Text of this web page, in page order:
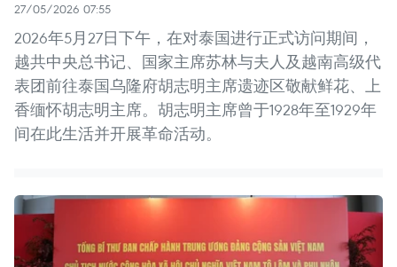
27/05/2026 07:55
2026年5月27日下午，在对泰国进行正式访问期间，
越共中央总书记、国家主席苏林与夫人及越南高级代
表团前往泰国乌隆府胡志明主席遗迹区敬献鲜花、上
香缅怀胡志明主席。胡志明主席曾于1928年至1929年
间在此生活并开展革命活动。